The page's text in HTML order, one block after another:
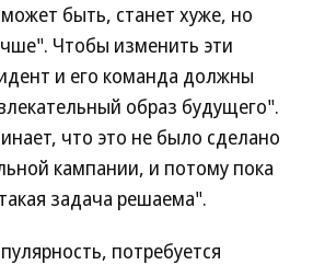
быть, станет хуже, но
Чтобы изменить эти
и его команда должны
образ будущего".
что это не было сделано
кампании, и потому пока
задача решаема".
потребуется